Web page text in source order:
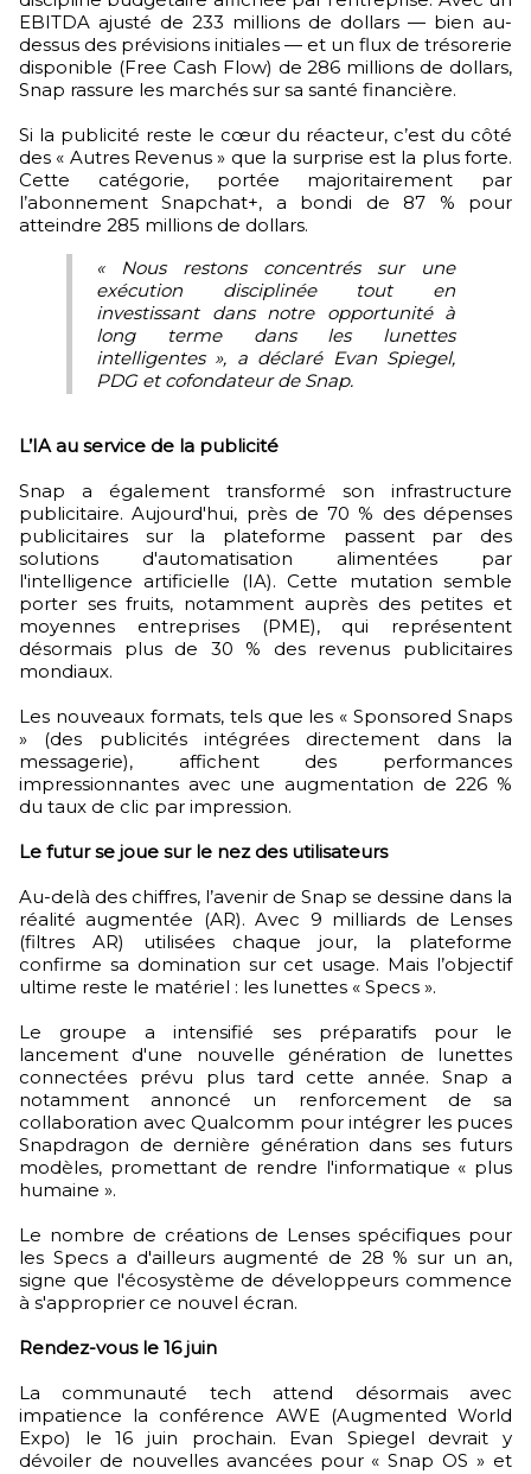
EBITDA ajusté de 233 millions de dollars — bien au-
dessus des prévisions initiales — et un flux de trésorerie
disponible (Free Cash Flow) de 286 millions de dollars,
Snap rassure les marchés sur sa santé financière.
Si la publicité reste le cœur du réacteur, c’est du côté
des « Autres Revenus » que la surprise est la plus forte.
Cette catégorie, portée majoritairement par
l’abonnement Snapchat+, a bondi de 87 % pour
atteindre 285 millions de dollars.
« Nous restons concentrés sur une
exécution disciplinée tout en
investissant dans notre opportunité à
long terme dans les lunettes
intelligentes », a déclaré Evan Spiegel,
PDG et cofondateur de Snap.
L’IA au service de la publicité
Snap a également transformé son infrastructure
publicitaire. Aujourd'hui, près de 70 % des dépenses
publicitaires sur la plateforme passent par des
solutions d'automatisation alimentées par
l'intelligence artificielle (IA). Cette mutation semble
porter ses fruits, notamment auprès des petites et
moyennes entreprises (PME), qui représentent
désormais plus de 30 % des revenus publicitaires
mondiaux.
Les nouveaux formats, tels que les « Sponsored Snaps
» (des publicités intégrées directement dans la
messagerie), affichent des performances
impressionnantes avec une augmentation de 226 %
du taux de clic par impression.
Le futur se joue sur le nez des utilisateurs
Au-delà des chiffres, l’avenir de Snap se dessine dans la
réalité augmentée (AR). Avec 9 milliards de Lenses
(filtres AR) utilisées chaque jour, la plateforme
confirme sa domination sur cet usage. Mais l’objectif
ultime reste le matériel : les lunettes « Specs ».
Le groupe a intensifié ses préparatifs pour le
lancement d'une nouvelle génération de lunettes
connectées prévu plus tard cette année. Snap a
notamment annoncé un renforcement de sa
collaboration avec Qualcomm pour intégrer les puces
Snapdragon de dernière génération dans ses futurs
modèles, promettant de rendre l'informatique « plus
humaine ».
Le nombre de créations de Lenses spécifiques pour
les Specs a d'ailleurs augmenté de 28 % sur un an,
signe que l'écosystème de développeurs commence
à s'approprier ce nouvel écran.
Rendez-vous le 16 juin
La communauté tech attend désormais avec
impatience la conférence AWE (Augmented World
Expo) le 16 juin prochain. Evan Spiegel devrait y
dévoiler de nouvelles avancées pour « Snap OS » et